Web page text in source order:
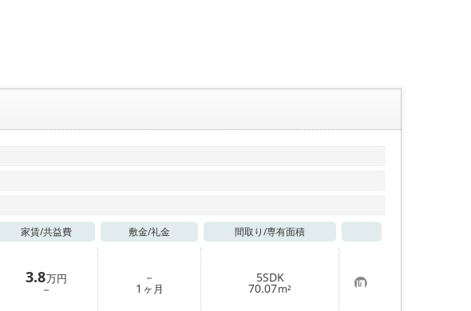
家賃/共益費 敷金/礼金 間取り/専有面積
3.8万円
－
－
1 ヶ月
5SDK
70.07m² お
気